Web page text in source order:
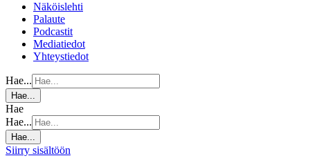
Näköislehti
Palaute
Podcastit
Mediatiedot
Yhteystiedot
Hae...
Hae...
Hae
Hae...
Hae...
Siirry sisältöön